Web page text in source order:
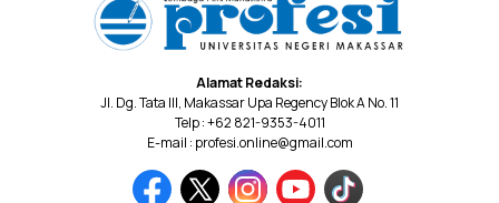
Alamat Redaksi:
Jl. Dg. Tata III, Makassar Upa Regency Blok A No. 11
Telp : +62 821-9353-4011
E-mail : profesi.online@gmail.com